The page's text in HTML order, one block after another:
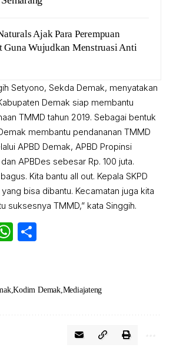
Ajak Para Perempuan
Guna Wujudkan Menstruasi Anti
Setyono, Sekda Demak, menyatakan
Demak siap membantu
TMMD tahun 2019. Sebagai bentuk
membantu pendananan TMMD
APBD Demak, APBD Propinsi
APBDes sebesar Rp. 100 juta.
Kita bantu all out. Kepala SKPD
bisa dibantu. Kecamatan juga kita
suksesnya TMMD,” kata Singgih.
WhatsApp
Kodim Demak Mediajateng